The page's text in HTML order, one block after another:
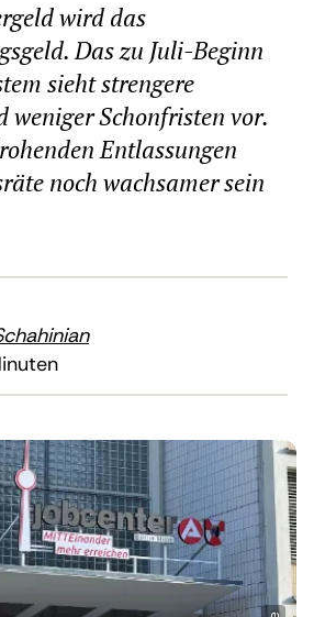
wird das
Das zu Juli-Beginn
sieht strengere
weniger Schonfristen vor.
Entlassungen
noch wachsamer sein